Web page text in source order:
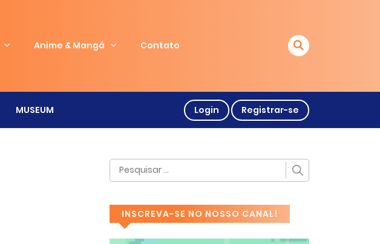
Anime & Mangá Contato
MUSEUM Login Registrar-se
INSCREVA-SE NO NOSSO CANAL!